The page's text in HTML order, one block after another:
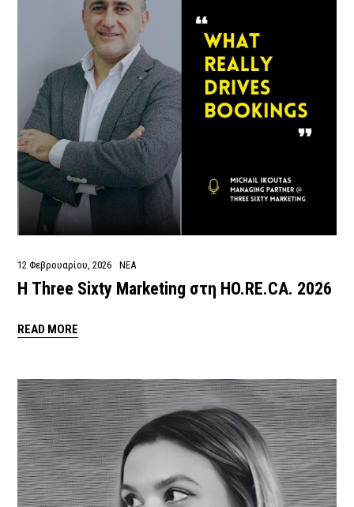
12 Φεβρουαρίου, 2026 ΝΕΑ
Η Three Sixty Marketing στη HO.RE.CA. 2026
READ MORE